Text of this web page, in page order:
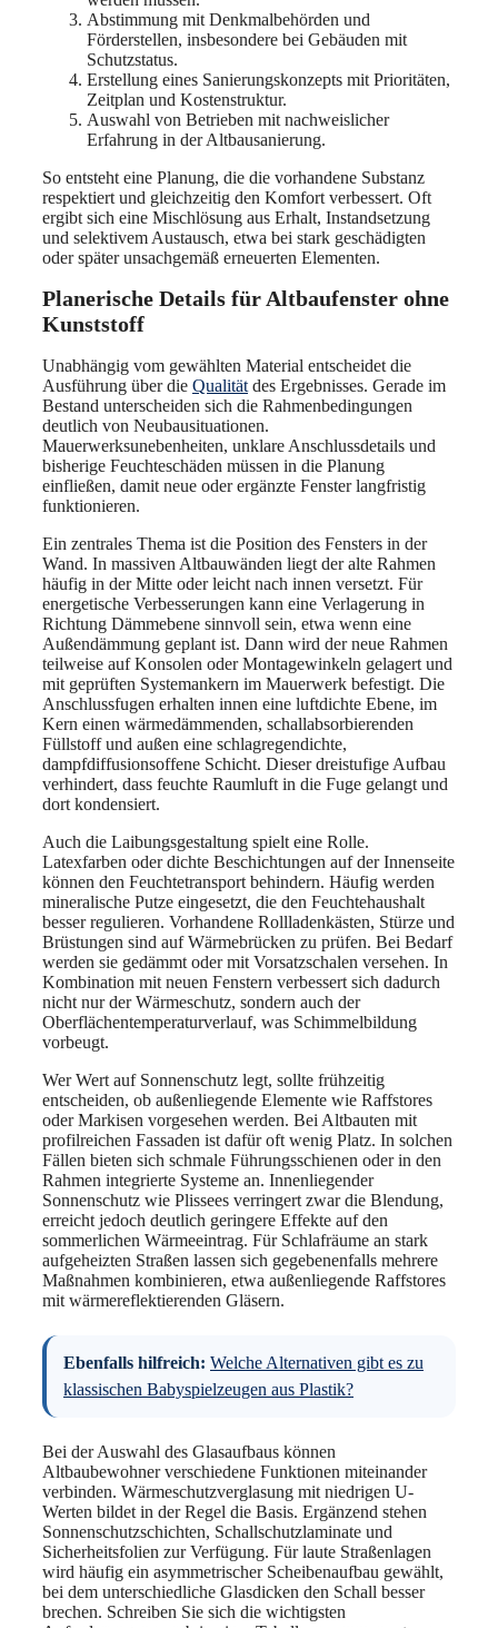
Abstimmung mit Denkmalbehörden und
Förderstellen, insbesondere bei Gebäuden mit
Schutzstatus.
Erstellung eines Sanierungskonzepts mit Prioritäten,
Zeitplan und Kostenstruktur.
Auswahl von Betrieben mit nachweislicher
Erfahrung in der Altbausanierung.
So entsteht eine Planung, die die vorhandene Substanz
respektiert und gleichzeitig den Komfort verbessert. Oft
ergibt sich eine Mischlösung aus Erhalt, Instandsetzung
und selektivem Austausch, etwa bei stark geschädigten
oder später unsachgemäß erneuerten Elementen.
Planerische Details für Altbaufenster ohne
Kunststoff
Unabhängig vom gewählten Material entscheidet die
Ausführung über die Qualität des Ergebnisses. Gerade im
Bestand unterscheiden sich die Rahmenbedingungen
deutlich von Neubausituationen.
Mauerwerksunebenheiten, unklare Anschlussdetails und
bisherige Feuchteschäden müssen in die Planung
einfließen, damit neue oder ergänzte Fenster langfristig
funktionieren.
Ein zentrales Thema ist die Position des Fensters in der
Wand. In massiven Altbauwänden liegt der alte Rahmen
häufig in der Mitte oder leicht nach innen versetzt. Für
energetische Verbesserungen kann eine Verlagerung in
Richtung Dämmebene sinnvoll sein, etwa wenn eine
Außendämmung geplant ist. Dann wird der neue Rahmen
teilweise auf Konsolen oder Montagewinkeln gelagert und
mit geprüften Systemankern im Mauerwerk befestigt. Die
Anschlussfugen erhalten innen eine luftdichte Ebene, im
Kern einen wärmedämmenden, schallabsorbierenden
Füllstoff und außen eine schlagregendichte,
dampfdiffusionsoffene Schicht. Dieser dreistufige Aufbau
verhindert, dass feuchte Raumluft in die Fuge gelangt und
dort kondensiert.
Auch die Laibungsgestaltung spielt eine Rolle.
Latexfarben oder dichte Beschichtungen auf der Innenseite
können den Feuchtetransport behindern. Häufig werden
mineralische Putze eingesetzt, die den Feuchtehaushalt
besser regulieren. Vorhandene Rollladenkästen, Stürze und
Brüstungen sind auf Wärmebrücken zu prüfen. Bei Bedarf
werden sie gedämmt oder mit Vorsatzschalen versehen. In
Kombination mit neuen Fenstern verbessert sich dadurch
nicht nur der Wärmeschutz, sondern auch der
Oberflächentemperaturverlauf, was Schimmelbildung
vorbeugt.
Wer Wert auf Sonnenschutz legt, sollte frühzeitig
entscheiden, ob außenliegende Elemente wie Raffstores
oder Markisen vorgesehen werden. Bei Altbauten mit
profilreichen Fassaden ist dafür oft wenig Platz. In solchen
Fällen bieten sich schmale Führungsschienen oder in den
Rahmen integrierte Systeme an. Innenliegender
Sonnenschutz wie Plissees verringert zwar die Blendung,
erreicht jedoch deutlich geringere Effekte auf den
sommerlichen Wärmeeintrag. Für Schlafräume an stark
aufgeheizten Straßen lassen sich gegebenenfalls mehrere
Maßnahmen kombinieren, etwa außenliegende Raffstores
mit wärmereflektierenden Gläsern.
Ebenfalls hilfreich: Welche Alternativen gibt es zu
klassischen Babyspielzeugen aus Plastik?
Bei der Auswahl des Glasaufbaus können
Altbaubewohner verschiedene Funktionen miteinander
verbinden. Wärmeschutzverglasung mit niedrigen U-
Werten bildet in der Regel die Basis. Ergänzend stehen
Sonnenschutzschichten, Schallschutzlaminate und
Sicherheitsfolien zur Verfügung. Für laute Straßenlagen
wird häufig ein asymmetrischer Scheibenaufbau gewählt,
bei dem unterschiedliche Glasdicken den Schall besser
brechen. Schreiben Sie sich die wichtigsten